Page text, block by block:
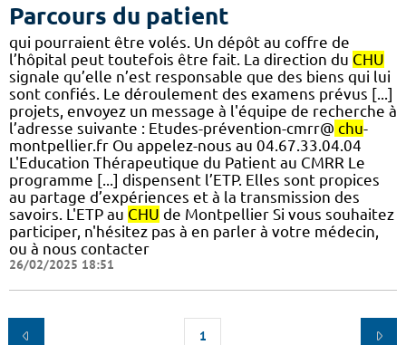
Parcours du patient
qui pourraient être volés. Un dépôt au coffre de
l’hôpital peut toutefois être fait. La direction du CHU
signale qu’elle n’est responsable que des biens qui lui
sont confiés. Le déroulement des examens prévus [...]
projets, envoyez un message à l'équipe de recherche à
l’adresse suivante : Etudes-prévention-cmrr@ chu-
montpellier.fr Ou appelez-nous au 04.67.33.04.04
L'Education Thérapeutique du Patient au CMRR Le
programme [...] dispensent l’ETP. Elles sont propices
au partage d’expériences et à la transmission des
savoirs. L'ETP au CHU de Montpellier Si vous souhaitez
participer, n'hésitez pas à en parler à votre médecin,
ou à nous contacter
26/02/2025 18:51
1